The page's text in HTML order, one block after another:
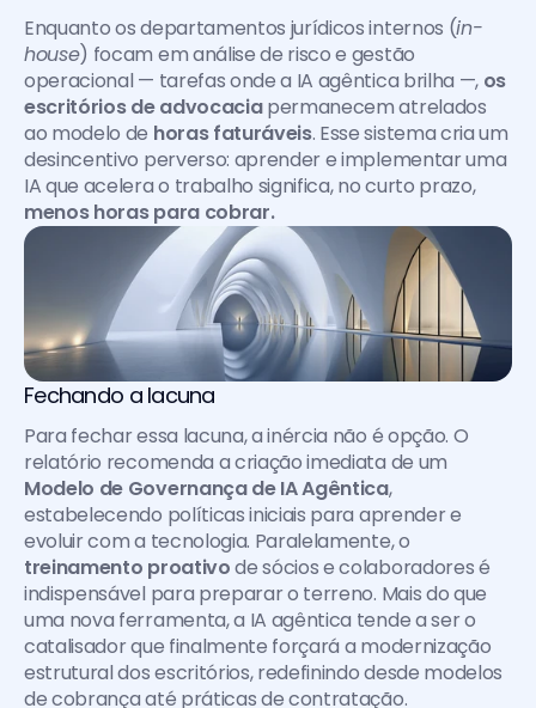
Enquanto os departamentos jurídicos internos (in-
house) focam em análise de risco e gestão
operacional — tarefas onde a IA agêntica brilha —, os
escritórios de advocacia permanecem atrelados
ao modelo de horas faturáveis. Esse sistema cria um
desincentivo perverso: aprender e implementar uma
IA que acelera o trabalho significa, no curto prazo,
menos horas para cobrar.
Fechando a lacuna
Para fechar essa lacuna, a inércia não é opção. O
Modelo de Governança de IA Agêntica,
estabelecendo políticas iniciais para aprender e
treinamento proativo de sócios e colaboradores é
indispensável para preparar o terreno. Mais do que
uma nova ferramenta, a IA agêntica tende a ser o
catalisador que finalmente forçará a modernização
estrutural dos escritórios, redefinindo desde modelos
de cobrança até práticas de contratação.